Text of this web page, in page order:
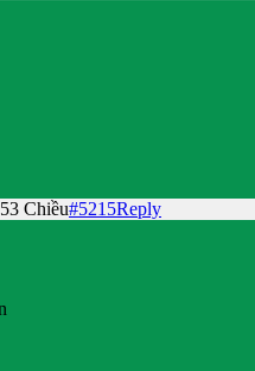
Chiều#5215Reply